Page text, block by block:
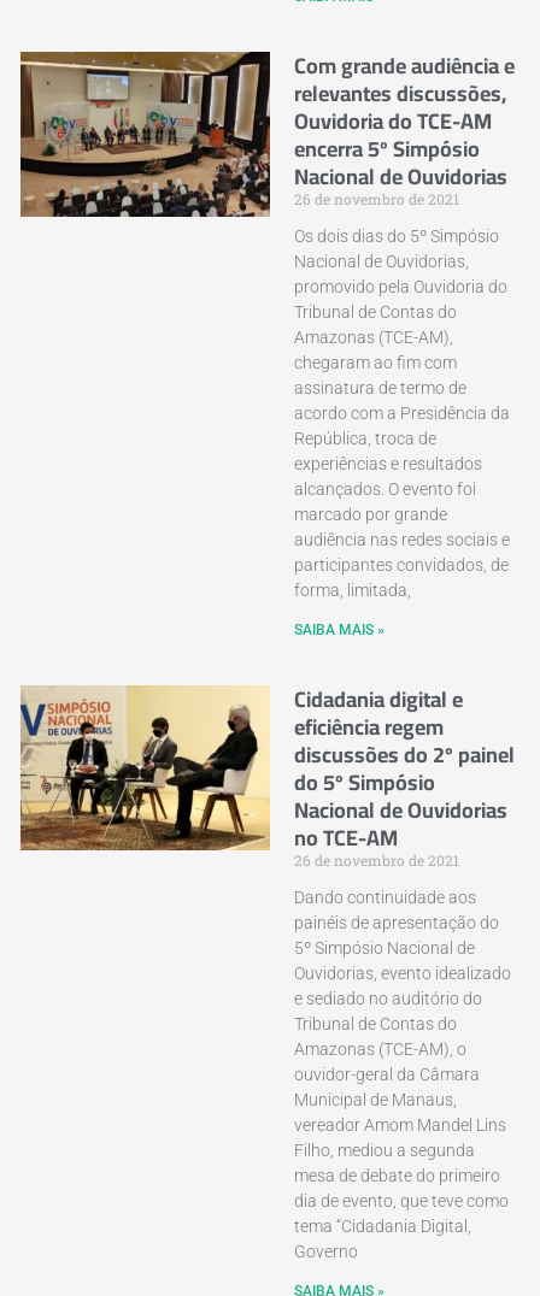
Com grande audiência e
relevantes discussões,
Ouvidoria do TCE-AM
encerra 5º Simpósio
Nacional de Ouvidorias
26 de novembro de 2021
Os dois dias do 5º Simpósio
Nacional de Ouvidorias,
promovido pela Ouvidoria do
Tribunal de Contas do
Amazonas (TCE-AM),
chegaram ao fim com
assinatura de termo de
acordo com a Presidência da
República, troca de
experiências e resultados
alcançados. O evento foi
marcado por grande
audiência nas redes sociais e
participantes convidados, de
forma, limitada,
SAIBA MAIS »
Cidadania digital e
eficiência regem
discussões do 2º painel
do 5º Simpósio
Nacional de Ouvidorias
no TCE-AM
26 de novembro de 2021
Dando continuidade aos
painéis de apresentação do
5º Simpósio Nacional de
Ouvidorias, evento idealizado
e sediado no auditório do
Tribunal de Contas do
Amazonas (TCE-AM), o
ouvidor-geral da Câmara
Municipal de Manaus,
vereador Amom Mandel Lins
Filho, mediou a segunda
mesa de debate do primeiro
dia de evento, que teve como
tema “Cidadania Digital,
Governo
SAIBA MAIS »